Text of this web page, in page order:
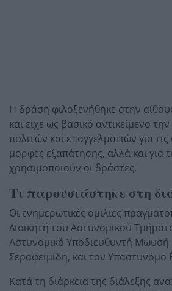
Η δράση φιλοξενήθηκε στην
και είχε ως βασικό αντικείμενο
πολιτών και επαγγελματιών για
μορφές εξαπάτησης, αλλά και για
χρησιμοποιούν οι δράστες.
Τι παρουσιάστηκε στη
Οι ενημερωτικές ομιλίες
Διοικητή του Αστυνομικού
Αστυνομικό Υποδιευθυντή Μωυσή
Σεραφειμίδη, και τον Υπαστυνόμο
Κατά τη διάρκεια της διάλεξης